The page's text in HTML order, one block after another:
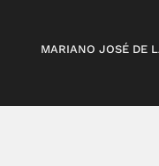
MARIANO JOSÉ DE